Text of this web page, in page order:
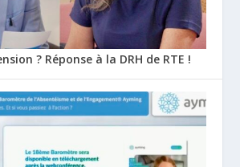
? Réponse à la DRH de RTE !